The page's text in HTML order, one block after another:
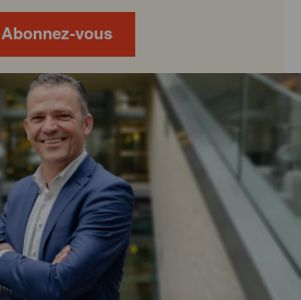
Abonnez-vous